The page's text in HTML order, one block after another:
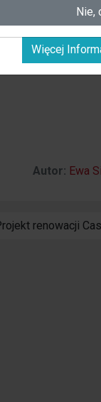
adres:
Autor: Ewa
Więcej
Nie,